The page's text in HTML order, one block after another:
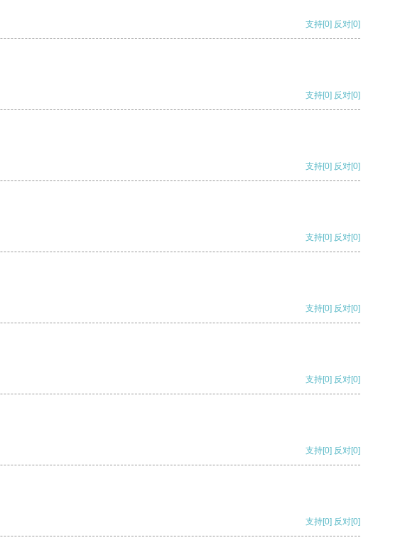
支持[0] 反对[0]
支持[0] 反对[0]
支持[0] 反对[0]
支持[0] 反对[0]
支持[0] 反对[0]
支持[0] 反对[0]
支持[0] 反对[0]
支持[0] 反对[0]